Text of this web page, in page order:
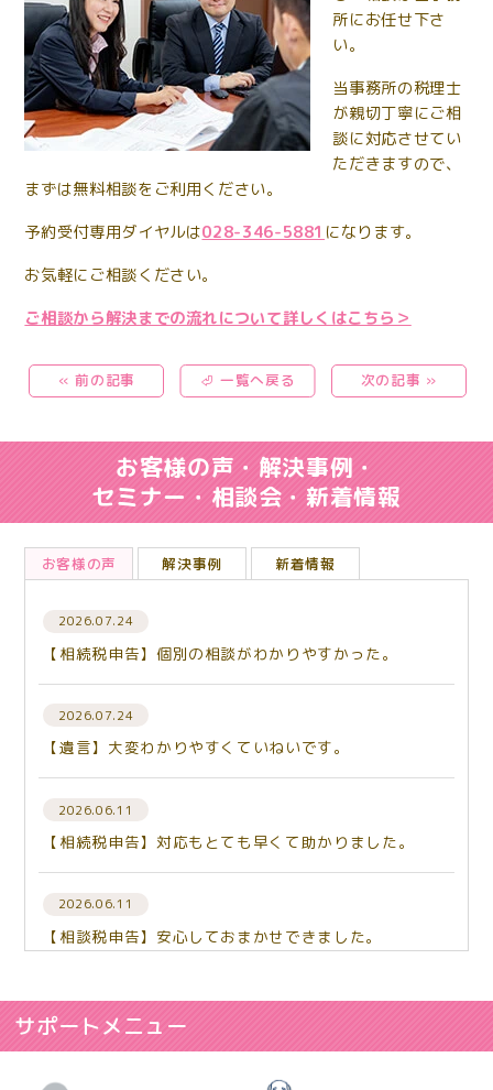
所にお任せ下さ
い。
当事務所の税理士
が親切丁寧にご相
談に対応させてい
ただきますので、
まずは無料相談をご利用ください。
予約受付専用ダイヤルは028-346-5881 になります。
お気軽にご相談ください。
ご相談から解決までの流れについて詳しくはこちら＞
« 前の記事 ⏎ 一覧へ戻る 次の記事 »
お客様の声・解決事例・
セミナー・相談会・新着情報
お客様の声 解決事例 新着情報
2026.07.24
【相続税申告】個別の相談がわかりやすかった。
2026.07.24
【遺言】大変わかりやすくていねいです。
2026.06.11
【相続税申告】対応もとても早くて助かりました。
2026.06.11
【相談税申告】安心しておまかせできました。
2026.06.03 【相続税申告】相談して良かった。
サポートメニュー